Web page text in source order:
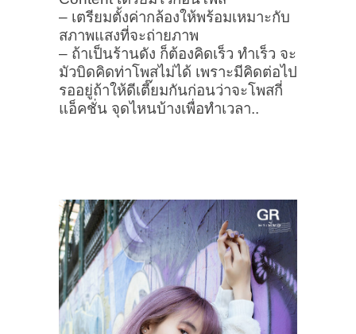
– เตรียมตั้งค่ากล้องให้พร้อมเหมาะกับ
สภาพแสงที่จะถ่ายภาพ
– ถ้าเป็นร้านดัง ก็ต้องคิดเร็ว ทำเร็ว จะ
มัวบิดคิดท่าโพสไม่ได้ เพราะมีคิดต่อไป
รออยู่ถ้าให้ดีเตี๊ยมกันก่อนว่าจะโพสกี่
แอ็คชั่น จุดไหนบ้างเพื่อทำเวลา..